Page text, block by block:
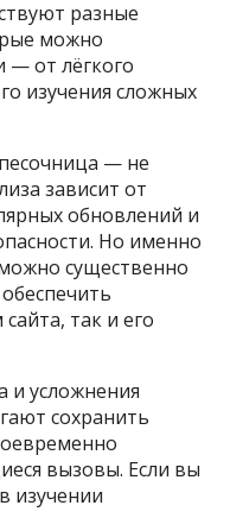
разные
можно
— от лёгкого
изучения сложных
— не
зависит от
обновлений и
Но именно
существенно
так и его
и усложнения
сохранить
вызовы. Если вы
изучении